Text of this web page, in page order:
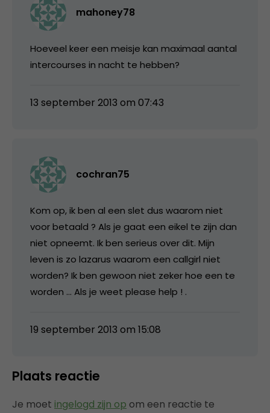
mahoney78
Hoeveel keer een meisje kan maximaal aantal
intercourses in nacht te hebben?
13 september 2013 om 07:43
cochran75
Kom op, ik ben al een slet dus waarom niet
voor betaald ? Als je gaat een eikel te zijn dan
niet opneemt. Ik ben serieus over dit. Mijn
leven is zo lazarus waarom een callgirl niet
worden? Ik ben gewoon niet zeker hoe een te
worden … Als je weet please help ! .
19 september 2013 om 15:08
Plaats reactie
Je moet ingelogd zijn op om een reactie te